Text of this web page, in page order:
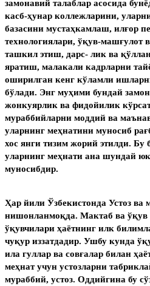
замонавий талаблар асосида
касб-ҳунар коллежларини,
базасини мустаҳкамлаш, илғор
технологиялари, ўқув-машғулот
ташкил этиш, дарс- лик ва
яратиш, малакали кадрларни
оширилган кенг кўламли
бўлади. Энг муҳими бундай
жонкуярлик ва фидойилик
мураббийларни моддий ва
уларнинг меҳнатини муносиб
хос янги тизим жорий этилди. Бу
уларнинг меҳнати ана шундай
муносибдир.
Ҳар йили Ўзбекистонда Устоз ва
нишонланмоқда. Мактаб ва ўқув
ўқувчилари ҳаётнинг илк
чуқур иззатдадир. Ушбу кунда
ила гуллар ва совғалар билан
меҳнат учун устозларни
мураббий, устоз. Оддийгина бу